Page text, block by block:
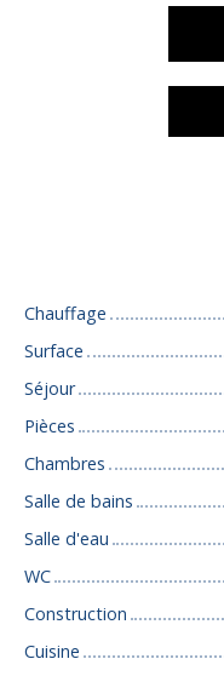
Chauffage
Surface
Séjour
Pièces
Chambres
Salle de bains
Salle d'eau
WC
Construction
Cuisine